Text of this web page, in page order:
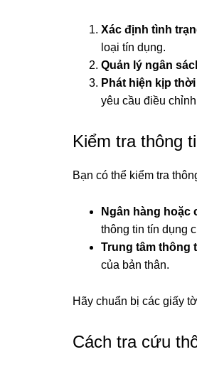
Xác định tình
loại tín dụng.
Quản lý ngân
Phát hiện kịp
yêu cầu điều
Kiểm tra thông
Bạn có thể kiểm tra
Ngân hàng hoặc
thông tin tín dụng
Trung tâm thông
của bản thân.
Hãy chuẩn bị các giấy
Cách tra cứu